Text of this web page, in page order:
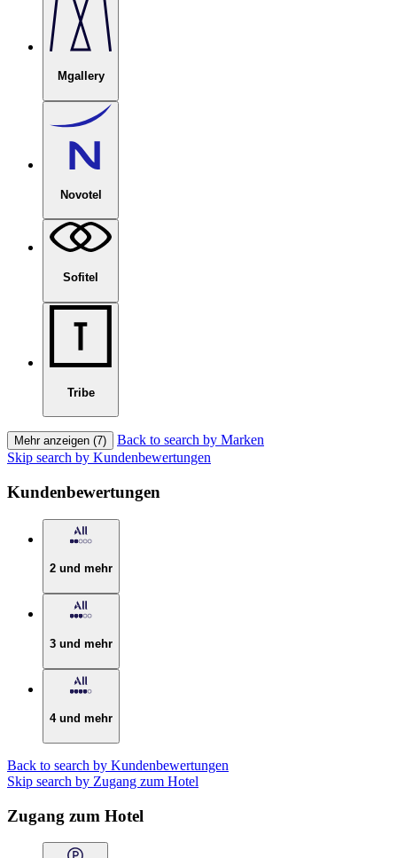
Mgallery
Novotel
Sofitel
Tribe
Mehr anzeigen (7)
Back to search by Marken
Skip search by Kundenbewertungen
Kundenbewertungen
2 und mehr
3 und mehr
4 und mehr
Back to search by Kundenbewertungen
Skip search by Zugang zum Hotel
Zugang zum Hotel